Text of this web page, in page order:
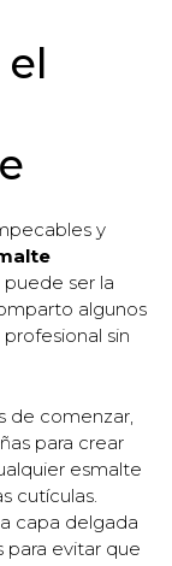
y
puede ser la
algunos
sin
de comenzar,
para crear
esmalte
cutículas.
capa delgada
para evitar que